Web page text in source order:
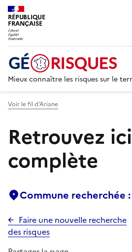
RÉPUBLIQUE
FRANÇAISE
Mieux connaître les risques sur le
Voir le fil d’Ariane
Retrouvez
complète
Commune recherchée
Faire une nouvelle recherche
des risques